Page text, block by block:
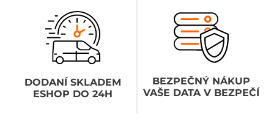
DODANÍ SKLADEM
ESHOP DO 24H
BEZPEČNÝ NÁKUP
VAŠE DATA V BEZPEČÍ